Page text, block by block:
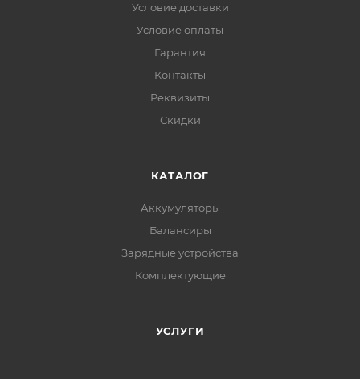
Условие доставки
Условие оплаты
Гарантия
Контакты
Реквизиты
Скидки
КАТАЛОГ
Аккумуляторы
Балансиры
Зарядные устройства
Комплектующие
УСЛУГИ